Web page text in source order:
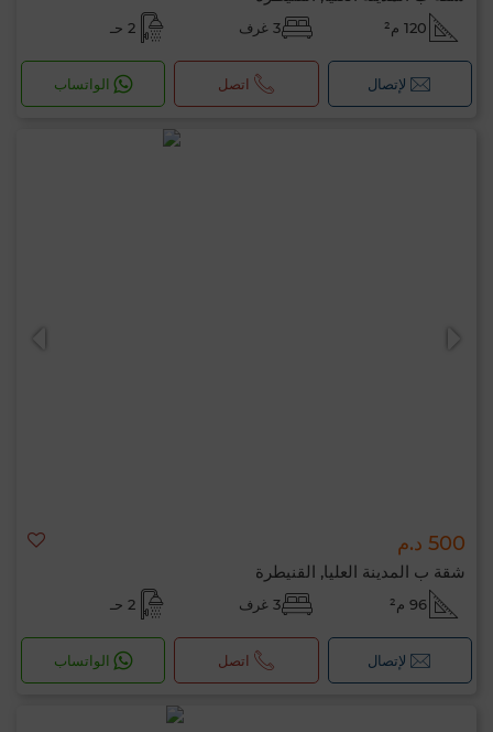
120 م² 3 غرف 2 حـ
لإتصال اتصل الواتساب
500 د.م
شقة ب المدينة العليا, القنيطرة
96 م² 3 غرف 2 حـ
لإتصال اتصل الواتساب